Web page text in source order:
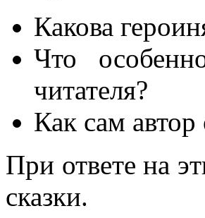
Какова
Что
читателя?
Как сам автор
При ответе на
сказки.